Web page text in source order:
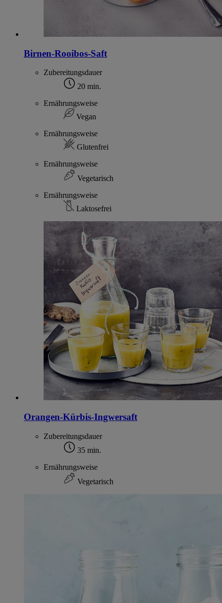
Birnen-Rooibos-Saft
Zubereitungsdauer
20 min.
Ernährungsweise
Vegan
Ernährungsweise
Glutenfrei
Ernährungsweise
Vegetarisch
Ernährungsweise
Laktosefrei
Orangen-Kürbis-Ingwersaft
Zubereitungsdauer
35 min.
Ernährungsweise
Vegetarisch